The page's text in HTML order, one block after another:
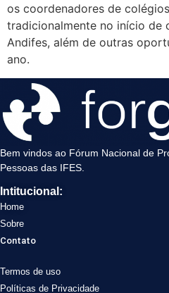
os coordenadores de
tradicionalmente no início de
Andifes, além de outras
ano.
Bem vindos ao Fórum Nacional de
Pessoas das IFES.
Intitucional:
Home
Sobre
Contato
Termos de uso
Políticas de Privacidade